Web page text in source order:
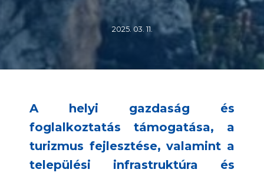
2025. 03. 11.
A helyi gazdaság és
foglalkoztatás támogatása, a
turizmus fejlesztése, valamint a
települési infrastruktúra és